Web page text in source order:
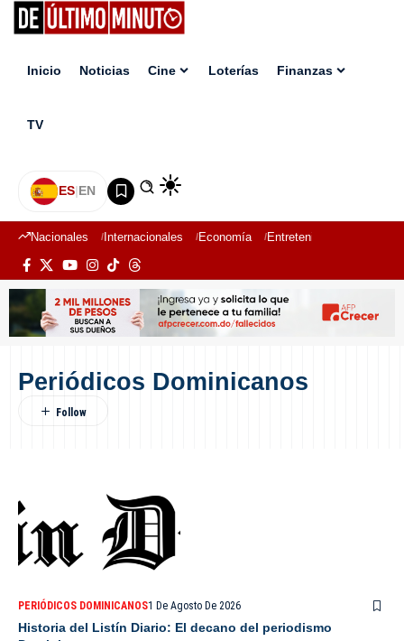
Inicio Noticias Cine Loterías Finanzas
TV
ES|EN
Nacionales Internacionales Economía Entretenimiento
Periódicos Dominicanos
PERIÓDICOS DOMINICANOS1 De Agosto De 2026
Historia del Listín Diario: El decano del periodismo